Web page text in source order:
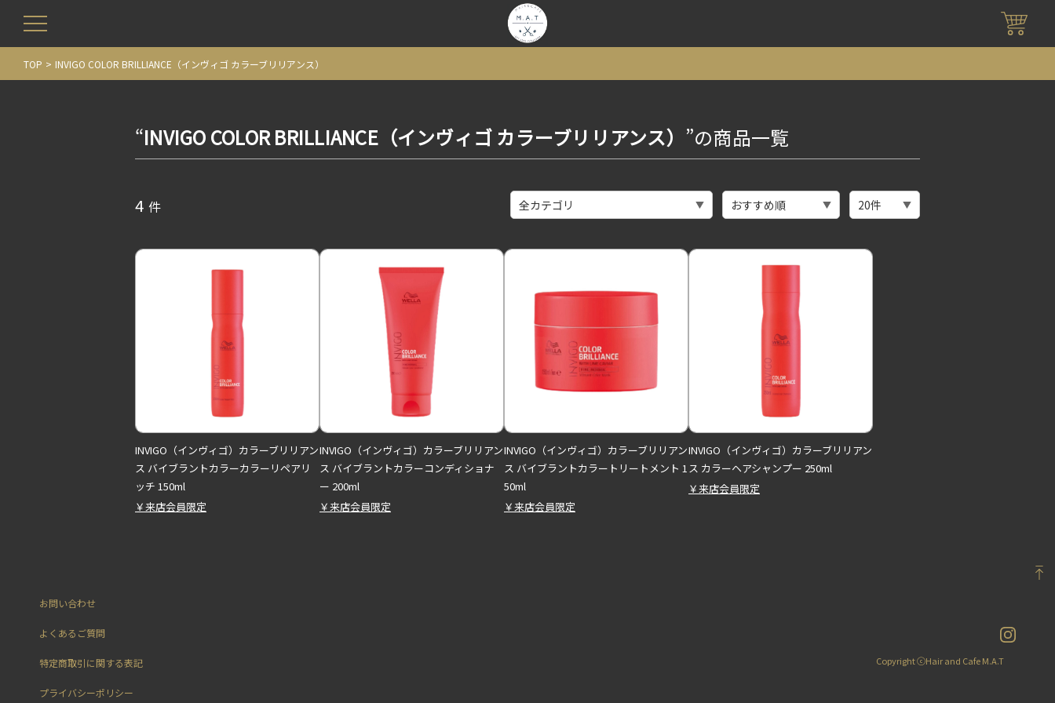
TOP INVIGO COLOR BRILLIANCE（インヴィゴ カラーブリリアンス）
“INVIGO COLOR BRILLIANCE（インヴィゴ カラーブリリアンス） ”の商品一覧
4 件
INVIGO（インヴィゴ）カラーブリリアン
ス バイブラントカラーカラーリペアリ
ッチ 150ml
￥来店会員限定
INVIGO（インヴィゴ）カラーブリリアン
ス バイブラントカラーコンディショナ
ー 200ml
￥来店会員限定
INVIGO（インヴィゴ）カラーブリリアン
ス バイブラントカラートリートメント 1
50ml
￥来店会員限定
INVIGO（インヴィゴ）カラーブリリアン
ス カラーヘアシャンプー 250ml
￥来店会員限定
お問い合わせ
よくあるご質問
特定商取引に関する表記
プライバシーポリシー
Copyright ⓒHair and Cafe M.A.T